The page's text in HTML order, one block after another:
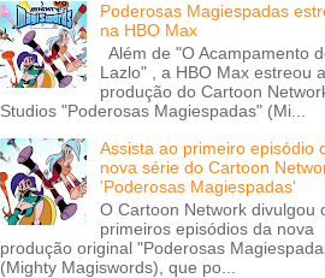
Poderosas Magiespadas
na HBO Max
Além de "O Acampamento
Lazlo" , a HBO Max estreou a
produção do Cartoon
Studios "Poderosas Magiespadas" (Mi...
Assista ao primeiro episódio
nova série do Cartoon
'Poderosas Magiespadas'
O Cartoon Network divulgou
primeiros episódios da nova
produção original "Poderosas
(Mighty Magiswords), que po...